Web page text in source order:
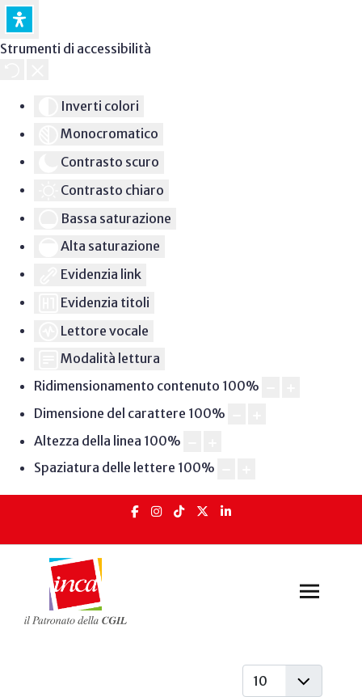
Strumenti di accessibilità
Inverti colori
Monocromatico
Contrasto scuro
Contrasto chiaro
Bassa saturazione
Alta saturazione
Evidenzia link
Evidenzia titoli
Lettore vocale
Modalità lettura
Ridimensionamento contenuto 100%
Dimensione del carattere 100%
Altezza della linea 100%
Spaziatura delle lettere 100%
Visualizza #